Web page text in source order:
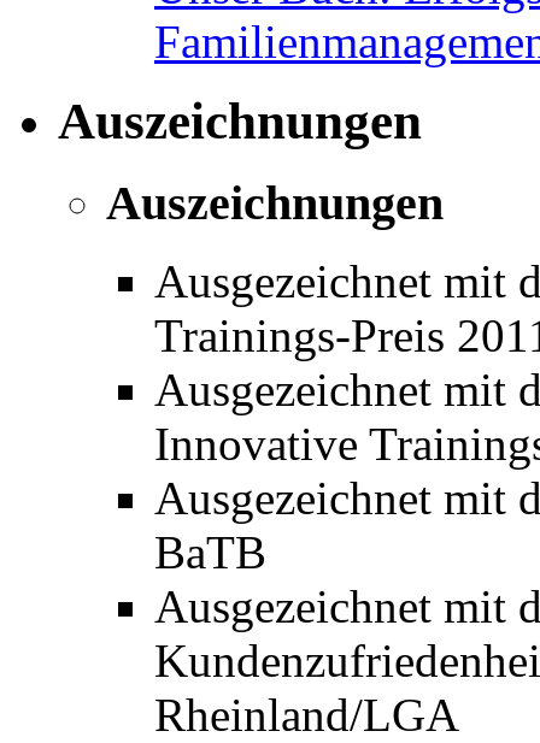
Auszeichnungen
Auszeichnungen
Ausgezeichnet mit
Trainings-Preis
Ausgezeichnet mit
Innovative
Ausgezeichnet mit
BaTB
Ausgezeichnet mit
Rheinland/LGA